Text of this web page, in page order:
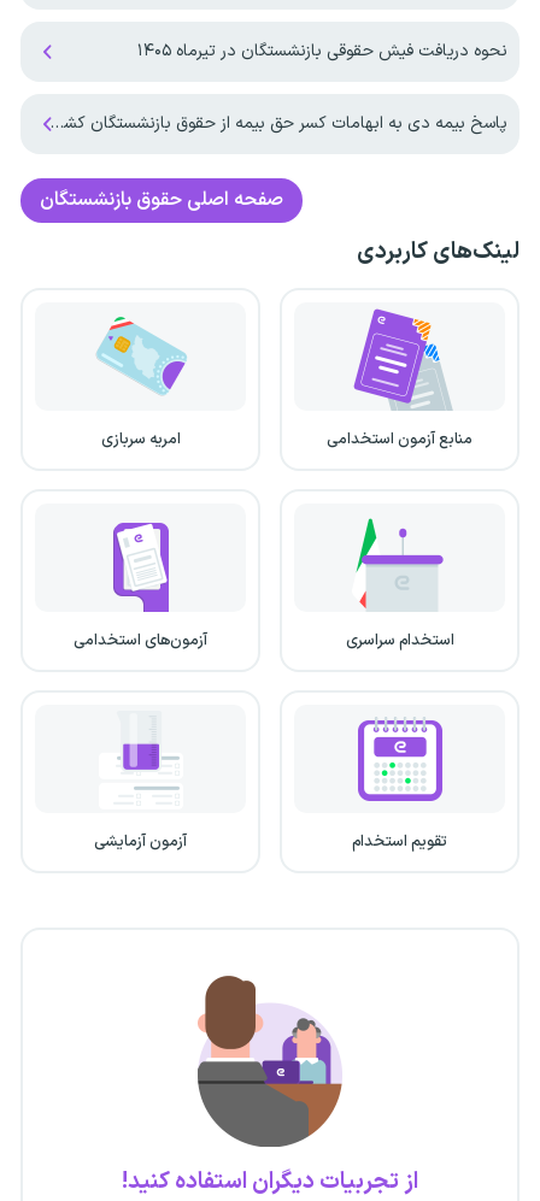
نحوه دریافت فیش حقوقی بازنشستگان در تیرماه ۱۴۰۵
پاسخ بیمه دی به ابهامات کسر حق بیمه از حقوق بازنشستگان کشوری
صفحه اصلی حقوق بازنشستگان
لینک‌های کاربردی
منابع آزمون استخدامی امریه سربازی
استخدام سراسری آزمون‌های استخدامی
تقویم استخدام آزمون آزمایشی
از تجربیات دیگران استفاده کنید!